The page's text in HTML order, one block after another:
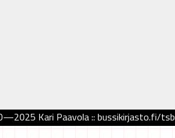
Kari Paavola :: bussikirjasto.fi/tsb